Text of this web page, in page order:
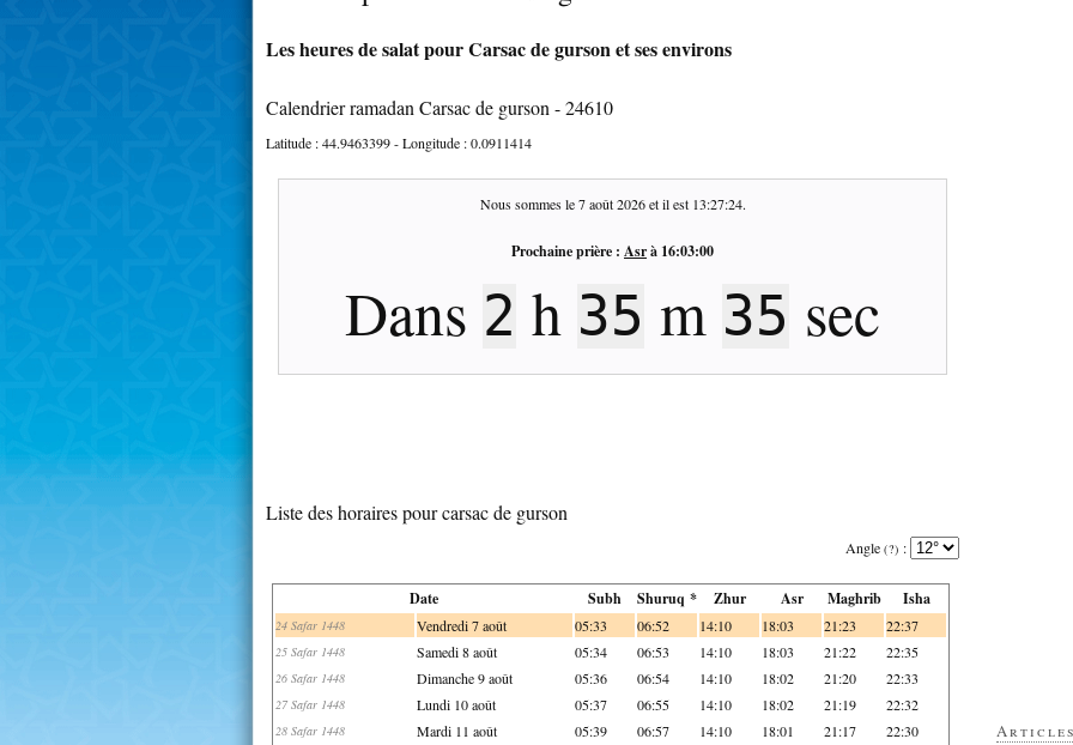
Les heures de salat pour Carsac de gurson et ses environs
Calendrier ramadan Carsac de gurson - 24610
Latitude :44.9463399- Longitude :0.0911414
Nous sommes le7 août 2026et il est 13:27:25.
Prochaine prière : Asrà 16:03:00
Dans 2 h 35 m 34 sec
Liste des horaires pour carsac de gurson
Angle (?) :
Date Subh Shuruq * Zhur Asr Maghrib Isha
24 Safar 1448 Vendredi 7 août 05:33 06:52 14:10 18:03 21:23 22:37
25 Safar 1448 Samedi 8 août 05:34 06:53 14:10 18:03 21:22 22:35
26 Safar 1448 Dimanche 9 août 05:36 06:54 14:10 18:02 21:20 22:33
27 Safar 1448 Lundi 10 août 05:37 06:55 14:10 18:02 21:19 22:32
28 Safar 1448 Mardi 11 août 05:39 06:57 14:10 18:01 21:17 22:30